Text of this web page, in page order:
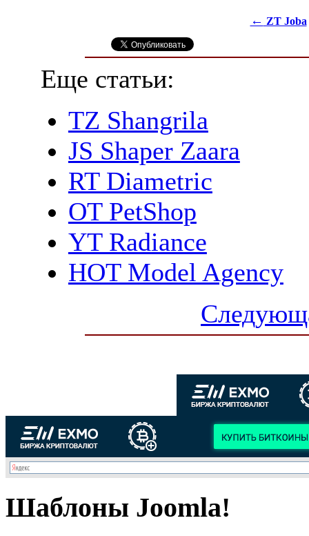
← ZT Joba
Еще статьи:
TZ Shangrila
JS Shaper Zaara
RT Diametric
OT PetShop
YT Radiance
HOT Model Agency
Шаблоны Joomla!